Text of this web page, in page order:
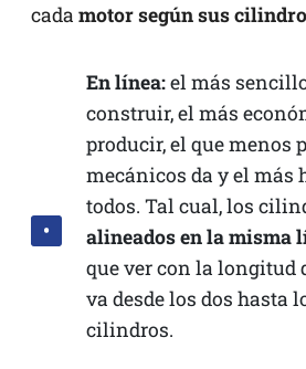
cada motor según sus
En línea:el más
construir, el más
producir, el que menos
mecánicos da y el más
todos. Tal cual, los
alineados en la misma
que ver con la longitud
va desde los dos hasta
cilindros.